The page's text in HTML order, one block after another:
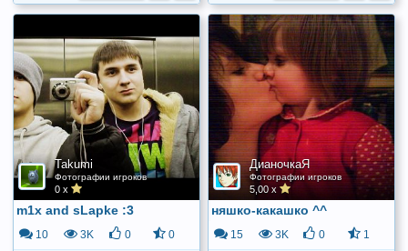
Takumi
Фотографии игроков
0 x
m1x and sLapke :3
10 3K 0 0
ДианочкаЯ
Фотографии игроков
5,00 x
няшко-какашко ^^
15 3K 0 1